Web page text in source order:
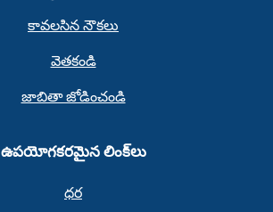
కావలసిన నౌకలు
వెతకండి
జాబితా జోడించండి
ఉపయోగకరమైన లింక్‌లు
ధర